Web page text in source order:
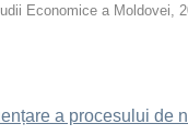
Economice a Moldovei,
a procesului de